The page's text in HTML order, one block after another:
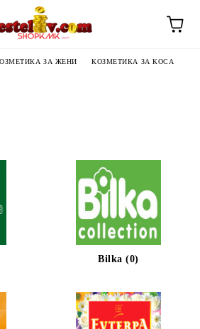
ЗА ЖЕНИ
КОЗМЕТИКА ЗА КОСА
Bilka (0)